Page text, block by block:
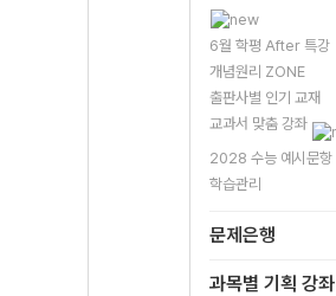
6월 학평 After 특강
개념원리 ZONE
출판사별 인기 교재
교과서 맞춤 강좌
2028 수능 예시문항
학습관리
문제은행
과목별 기획 강좌